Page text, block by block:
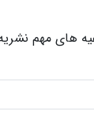
های مهم